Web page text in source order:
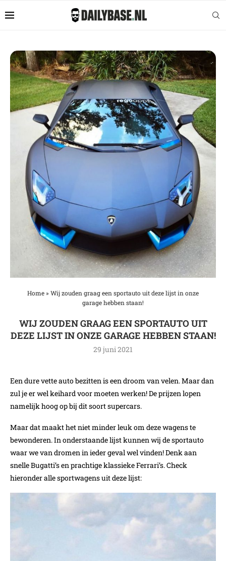
Home» Wij zouden graag een sportauto uit deze lijst in onze
garage hebben staan!
WIJ ZOUDEN GRAAG EEN SPORTAUTO UIT
DEZE LIJST IN ONZE GARAGE HEBBEN STAAN!
29 juni 2021
Een dure vette auto bezitten is een droom van velen. Maar dan
zul je er wel keihard voor moeten werken! De prijzen lopen
namelijk hoog op bij dit soort supercars.
Maar dat maakt het niet minder leuk om deze wagens te
bewonderen. In onderstaande lijst kunnen wij de sportauto
waar we van dromen in ieder geval wel vinden! Denk aan
snelle Bugatti’s en prachtige klassieke Ferrari’s. Check
hieronder alle sportwagens uit deze lijst: